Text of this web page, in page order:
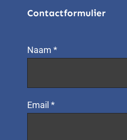
Contactformulier
Naam *
Email *